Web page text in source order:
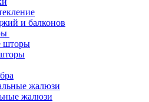
и балконов
шторы
жалюзи
жалюзи